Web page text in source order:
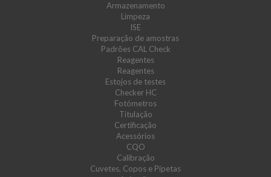
Armazenamento
Limpeza
ISE
Preparação de amostras
Padrões CAL Check
Reagentes
Reagentes
Estojos de testes
Checker HC
Fotómetros
Titulação
Certificação
Acessórios
CQO
Calibração
Cuvetes, Copos e Pipetas